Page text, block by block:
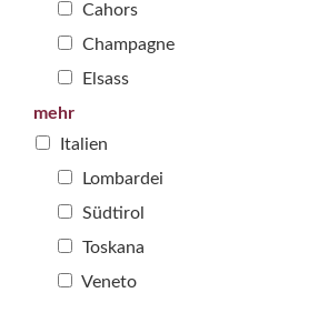
Cahors
Champagne
Elsass
mehr
Italien
Lombardei
Südtirol
Toskana
Veneto